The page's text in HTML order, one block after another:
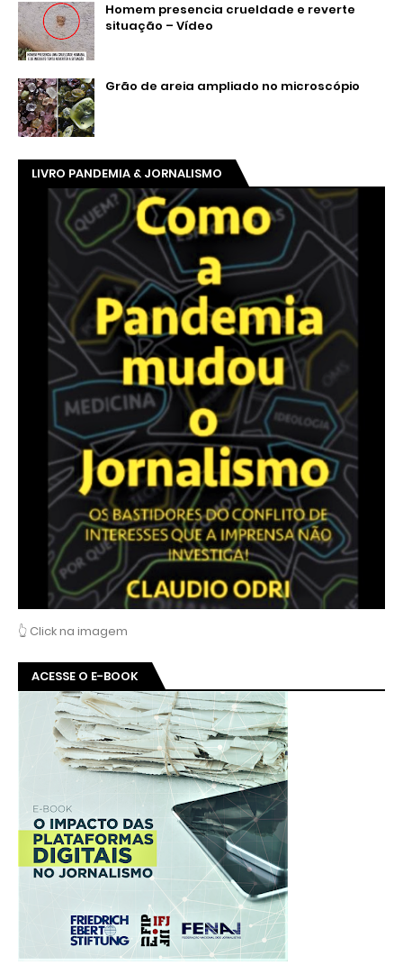
Homem presencia crueldade e reverte
situação – Vídeo
Grão de areia ampliado no microscópio
LIVRO PANDEMIA & JORNALISMO
👆 Click na imagem
ACESSE O E-BOOK